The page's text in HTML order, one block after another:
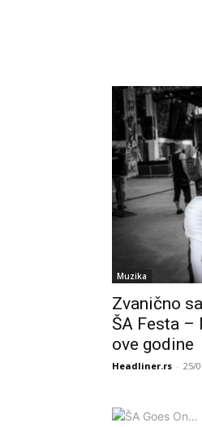
Muzika
Zvanično
ŠA Festa –
ove godine
Headliner.rs - 25/